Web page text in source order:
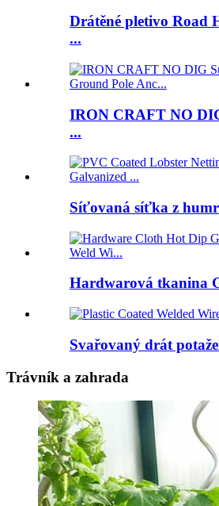
Drátěné pletivo Road
...
IRON CRAFT NO
...
Síťovaná síťka z
Hardwarová tkanina
Svařovaný drát
Trávník a zahrada